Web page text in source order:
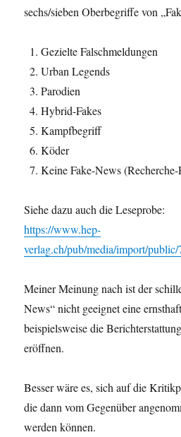
sechs/sieben Oberbegriffe von
Gezielte Falschmeldungen
Urban Legends
Parodien
Hybrid-Fakes
Kampfbegriff
Köder
Keine Fake-News
Siehe dazu auch die Leseprobe:
https://www.hep-
verlag.ch/pub/media/import/
Meiner Meinung nach ist der
News“ nicht geeignet eine
beispielsweise die
eröffnen.
Besser wäre es, sich auf die
die dann vom Gegenüber
werden können.